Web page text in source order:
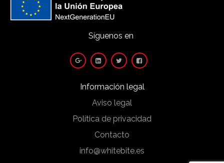
Síguenos en
Información legal
Aviso legal
Política de privacidad
Contacto
info@whitebite.es